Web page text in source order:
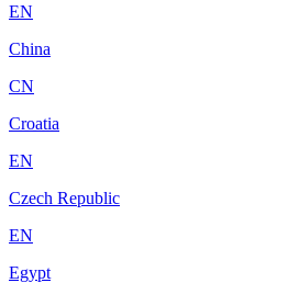
EN
China
CN
Croatia
EN
Czech Republic
EN
Egypt